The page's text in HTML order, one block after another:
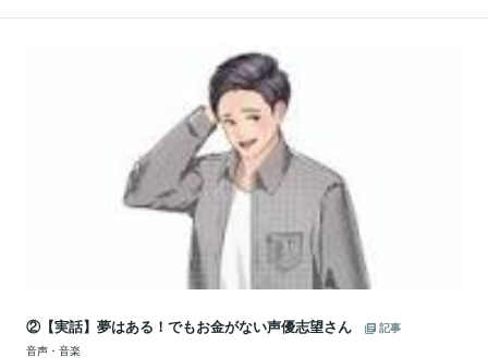
②【実話】夢はある！でもお金がない声優志望さん
記事
音声・音楽